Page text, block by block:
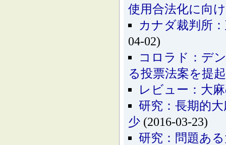
使用合法化に向
カナダ裁判所
04-02)
コロラド：デ
る投票法案を提起
レビュー：大
研究：長期的
少 (2016-03-23)
研究：問題あ